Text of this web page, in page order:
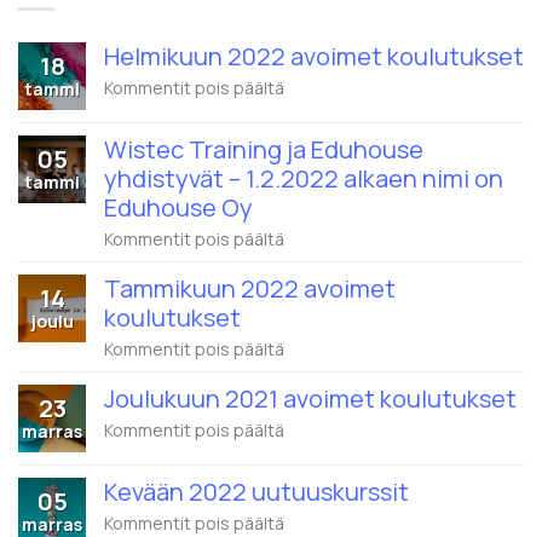
18
tammi
Helmikuun 2022 avoimet koulutukset
Kommentit pois päältä
avoimet
koulutukset
05
tammi
Wistec Training ja Eduhouse
yhdistyvät – 1.2.2022 alkaen nimi on
Eduhouse Oy
Kommentit pois päältä
Training
ja
alkaen
nimi
14
joulu
Tammikuun 2022 avoimet
koulutukset
Kommentit pois päältä
2022
avoimet
23
marras
Joulukuun 2021 avoimet koulutukset
Kommentit pois päältä
avoimet
koulutukset
05
marras
Kevään 2022 uutuuskurssit
Kommentit pois päältä